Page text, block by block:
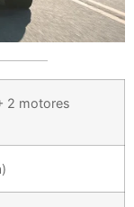
2 motores